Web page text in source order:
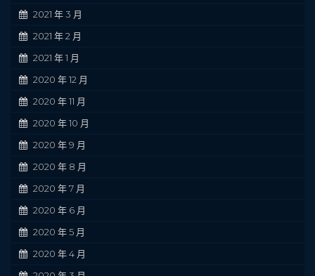
2021 年 3 月
2021 年 2 月
2021 年 1 月
2020 年 12 月
2020 年 11 月
2020 年 10 月
2020 年 9 月
2020 年 8 月
2020 年 7 月
2020 年 6 月
2020 年 5 月
2020 年 4 月